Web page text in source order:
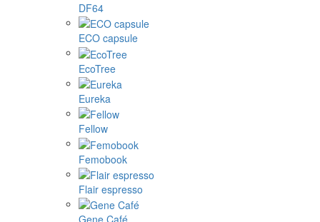
DF64
ECO capsule
EcoTree
Eureka
Fellow
Femobook
Flair espresso